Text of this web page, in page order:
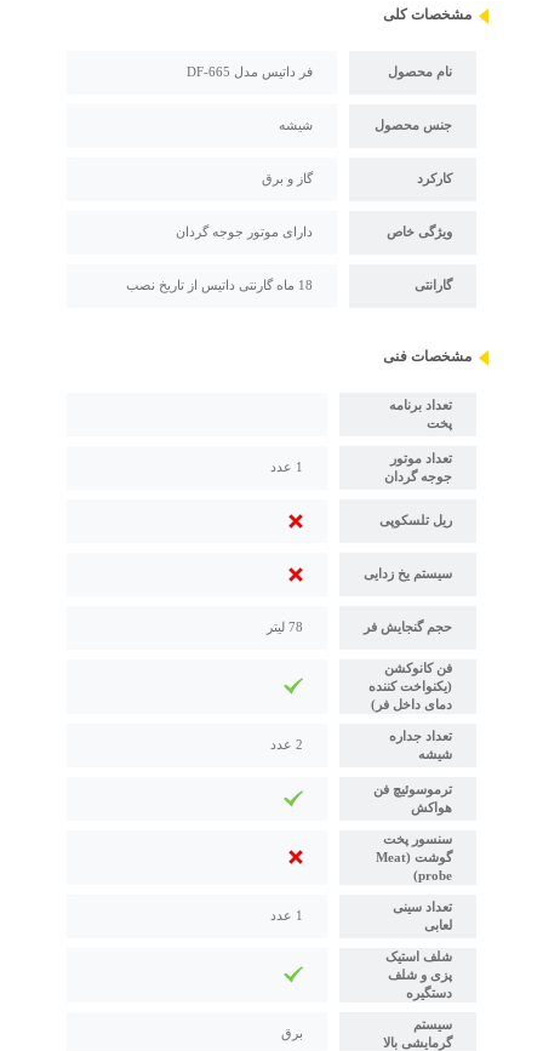
مشخصات کلی
نام محصول فر داتیس مدل DF-665
جنس محصول شیشه
کارکرد گاز و برق
ویژگی خاص دارای موتور جوجه گردان
گارانتی 18 ماه گارنتی داتیس از تاریخ نصب
مشخصات فنی
تعداد برنامه
پخت
تعداد موتور
جوجه گردان
1 عدد
ریل تلسکوپی
سیستم یخ زدایی
حجم گنجایش فر 78 لیتر
فن کانوکشن
(یکنواخت کننده
دمای داخل فر)
تعداد جداره
شیشه
2 عدد
ترموسوئیچ فن
هواکش
سنسور پخت
گوشت (Meat
probe)
تعداد سینی
لعابی
1 عدد
شلف استیک
پزی و شلف
دستگیره
سیستم
گرمایشی بالا
برق